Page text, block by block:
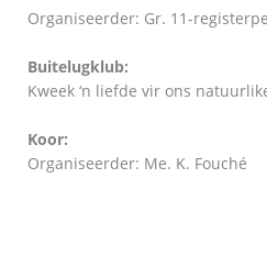
Organiseerder: Gr. 11-
Buitelugklub:
Kweek ‘n liefde vir ons
Koor:
Organiseerder: Me. K. Fouché